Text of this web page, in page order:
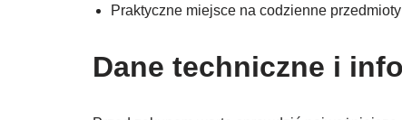
Praktyczne miejsce na codzienne
Dane techniczne i